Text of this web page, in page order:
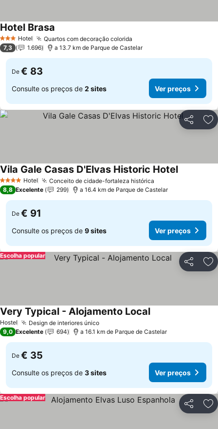
3 EstrelasHotel Quartos com decoração colorida
Hotel Brasa
7,3 1.696 a 13.7 km de Parque de Castelar
De € 83
Consulte os preços de 2 sites Ver preços
Partilhar
4 EstrelasHotel Conceito de cidade-fortaleza histórica
Vila Gale Casas D'Elvas Historic Hotel
8,8 Excelente 299 a 16.4 km de Parque de Castelar
De € 91
Consulte os preços de 9 sites Ver preços
Partilhar
Escolha popular
Hostel Design de interiores único
Very Typical - Alojamento Local
9,0 Excelente 694 a 16.1 km de Parque de Castelar
De € 35
Consulte os preços de 3 sites Ver preços
Partilhar
Escolha popular